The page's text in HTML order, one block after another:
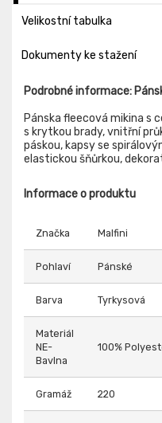
Velikostní tabulka
Dokumenty ke stažení
Podrobné informace:
Pánska fleecová mikina s
s krytkou brady, vnitřní
páskou, kapsy se
elastickou šňůrkou,
Informace o produktu
Značka Malfini
Pohlaví Pánské
Barva Tyrkysová
Materiál
NE-
Bavlna
100%
Gramáž 220